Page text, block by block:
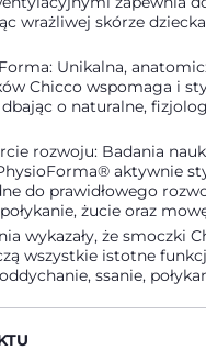
wrażliwej skórze
Unikalna,
Chicco wspomaga i
o naturalne,
rozwoju: Badania
aktywnie
do prawidłowego
żucie oraz
wykazały, że smoczki
wszystkie istotne
ssanie,